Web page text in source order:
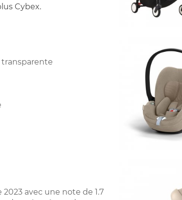
Cybex.
avec une note de 1.7